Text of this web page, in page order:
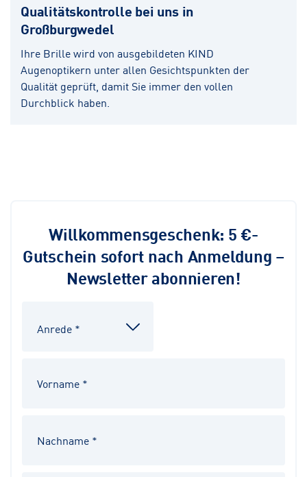
Qualitätskontrolle bei uns in
Großburgwedel
Ihre Brille wird von ausgebildeten KIND
Augenoptikern unter allen Gesichtspunkten der
Qualität geprüft, damit Sie immer den vollen
Durchblick haben.
Willkommensgeschenk: 5 €-
Gutschein sofort nach Anmeldung –
Newsletter abonnieren!